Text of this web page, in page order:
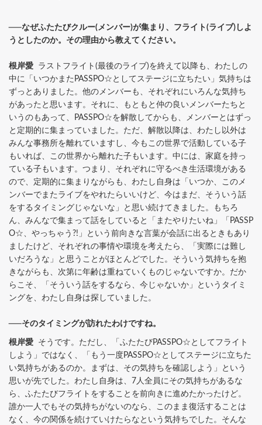
──なぜふたたびクルー(メンバー)が集まり、フライト(ライブ)しよ
うとしたのか。その理由から教えてください。
根岸愛 ラストフライト(最後のライブ)を終えて以降も、わたしの
中に「いつかまたPASSPO☆としてステージに立ちたい」気持ちは
ずっとありました。他のメンバーも、それぞれにいろんな気持ち
があったと思います。それに、もともと仲の良いメンバーたちと
いうのもあって、PASSPO☆を解散してからも、メンバーとはずっ
と定期的に集まっていました。ただ、解散以降は、わたし以外は
みんな事務所を離れていますし、今もこの世界で活動している子
もいれば、この世界から離れた子もいます。中には、家庭を持っ
ている子もいます。つまり、それぞれに守るべき生活環境がある
ので、定期的に集まりながらも、わたし自身は「いつか、このメ
ンバーでまたライブをやれたらいいけど、今はまだ、そういう話
をするタイミングじゃないな」と思い続けてきました。もちろ
ん、みんなで集まって話をしていると「またやりたいね」「PASSP
O☆、やっちゃう?!」という前向きな言葉が会話に出るときもあり
ましたけど、それぞれの事情や環境を考えたら、「実際には難し
いだろうな」と思うことがほとんどでした。そういう気持ちを抱
きながらも、次第に年齢は重ねていくものじゃないですか。だか
らこそ、「そういう話をするなら、今じゃないか」というタイミ
ングを、わたし自身は探していました。
──そのタイミングが訪れたわけですね。
根岸愛 そうです。ただし、「ふたたびPASSPO☆としてフライト
しよう」ではなく、「もう一度PASSPO☆としてステージに立ちた
い気持ちがあるのか。まずは、その気持ちを確認しよう」という
思いが先でした。わたし自身は、7人全員にその気持ちがあるな
ら、ふたたびフライトをすることを前向きに進めたかったけど。
誰か一人でもその気持ちがないのなら、このまま復活することは
なく、今の関係を続けていけたらなという気持ちでした。そんな